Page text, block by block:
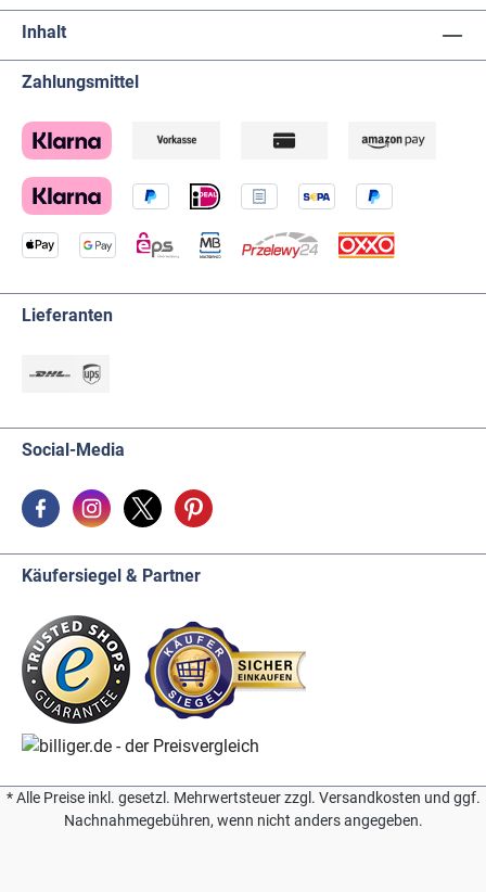
Inhalt
Zahlungsmittel
Lieferanten
Social-Media
Käufersiegel & Partner
* Alle Preise inkl. gesetzl. Mehrwertsteuer zzgl. Versandkosten und ggf.
Nachnahmegebühren, wenn nicht anders angegeben.